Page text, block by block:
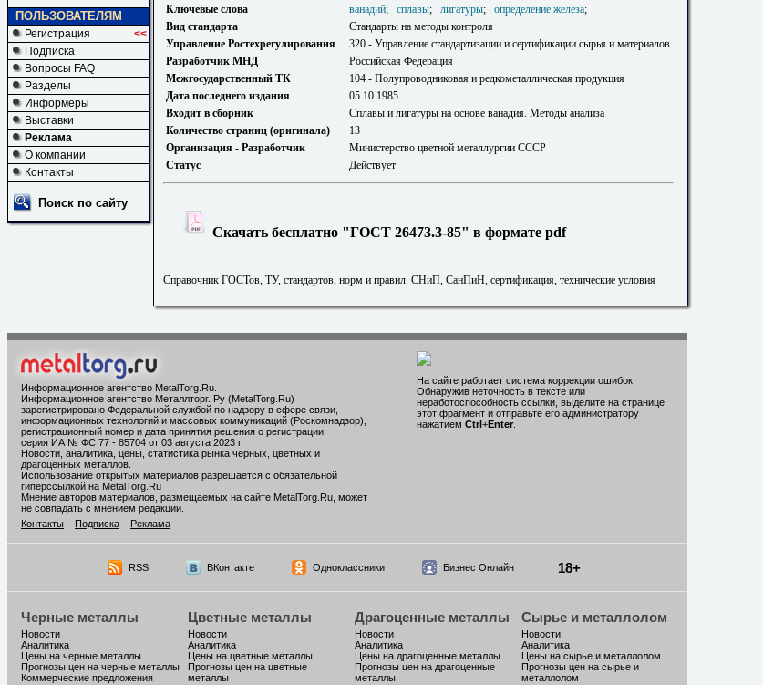
ПОЛЬЗОВАТЕЛЯМ
Регистрация
<<
Подписка
Вопросы FAQ
Разделы
Информеры
Выставки
Реклама
О компании
Контакты
Поиск по сайту
Ключевые слова
ванадий; сплавы; лигатуры; определение железа;
Вид стандарта
Стандарты на методы контроля
Управление Ростехрегулирования
320 - Управление стандартизации и сертификации сырья и материалов
Разработчик МНД
Российская Федерация
Межгосударственный ТК
104 - Полупроводниковая и редкометаллическая продукция
Дата последнего издания
05.10.1985
Входит в сборник
Сплавы и лигатуры на основе ванадия. Методы анализа
Количество страниц (оригинала)
13
Организация - Разработчик
Министерство цветной металлургии СССР
Статус
Действует
Скачать бесплатно "ГОСТ 26473.3-85" в формате pdf
Справочник ГОСТов, ТУ, стандартов, норм и правил. СНиП, СанПиН, сертификация, технические условия
Информационное агентство MetalTorg.Ru
Информационное агентство Металлторг. Ру (MetalTorg.Ru)
зарегистрировано Федеральной службой по надзору в сфере связи,
информационных технологий и массовых коммуникаций (Роскомнадзор),
регистрационный номер и дата принятия решения о регистрации:
серия ИА № ФС 77 - 85704 от 03 августа 2023 г.
Новости, аналитика, цены, статистика рынка черных, цветных и
драгоценных металлов.
Использование открытых материалов разрешается с обязательной
гиперссылкой на MetalTorg.Ru
Мнение авторов материалов, размещаемых на сайте MetalTorg.Ru, может
не совпадать с мнением редакции.
Контакты
Подписка Реклама
На сайте работает система коррекции ошибок.
Обнаружив неточность в тексте или
неработоспособность ссылки, выделите на странице
этот фрагмент и отправьте его администратору
нажатием Ctrl+Enter
RSS ВКонтакте Одноклассники Бизнес Онлайн 18+
Черные металлы
Новости
Аналитика
Цены на черные металлы
Прогнозы цен на черные металлы
Коммерческие предложения
Цветные металлы
Новости
Аналитика
Цены на цветные металлы
Прогнозы цен на цветные
металлы
Драгоценные металлы
Новости
Аналитика
Цены на драгоценные металлы
Прогнозы цен на драгоценные
металлы
Сырье и металлолом
Новости
Аналитика
Цены на сырье и металлолом
Прогнозы цен на сырье и
металлолом